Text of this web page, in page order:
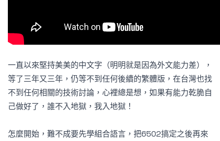
一直以來堅持美美的中文字（明明就是因為外文能力差），
等了三年又三年，仍等不到任何後續的繁體版，在台灣也找
不到任何相關的技術討論，心裡總是想，如果有能力乾脆自
己做好了，誰不入地獄，我入地獄！
怎麼開始，難不成要先學組合語言，把6502搞定之後再來